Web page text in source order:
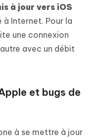
à jour vers iOS
à Internet. Pour la
une connexion
avec un débit
et bugs de
à se mettre à jour